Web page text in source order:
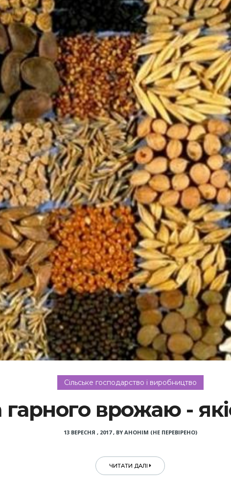
Сільське господарство і виробництво
врожаю -
13 ВЕРЕСНЯ , 2017, BY АНОНІМ (НЕ ПЕРЕВІРЕНО)
ЧИТАТИ ДАЛІ